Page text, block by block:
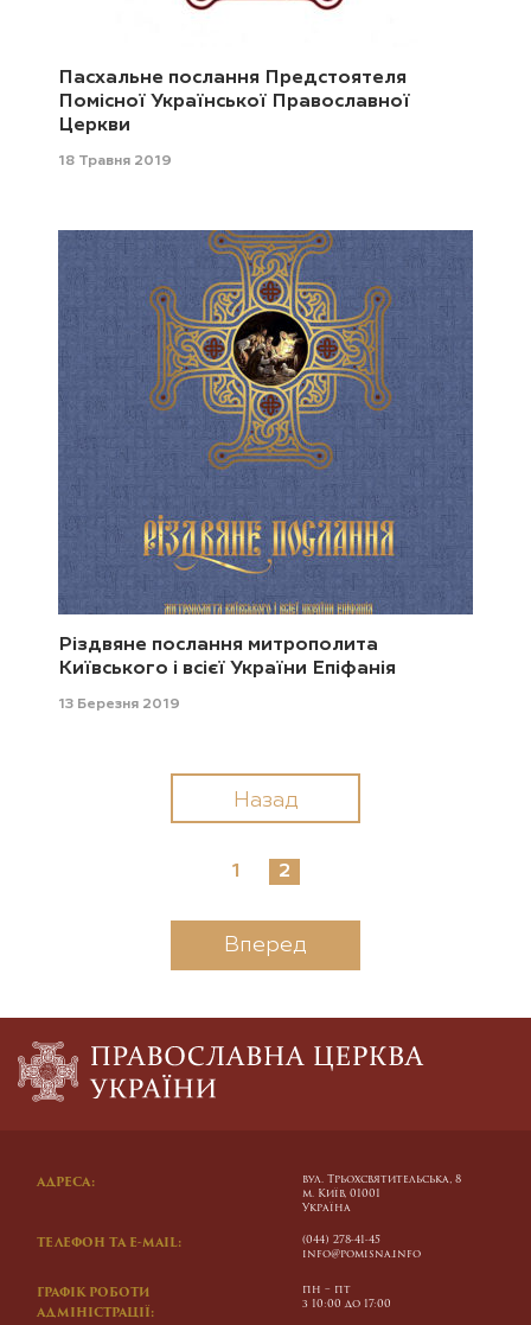
Пасхальне послання Предстоятеля
Помісної Української Православної
Церкви
18 Травня 2019
Різдвяне послання митрополита
Київського і всієї України Епіфанія
13 Березня 2019
Назад
1 2
Вперед
АДРЕСА:
вул. Трьохсвятительська, 8
м. Київ, 01001
Україна
ТЕЛЕФОН ТА E-MAIL:
(044) 278-41-45
info@pomisna.info
ГРАФІК РОБОТИ
АДМІНІСТРАЦІЇ:
пн – пт
з 10:00 до 17:00